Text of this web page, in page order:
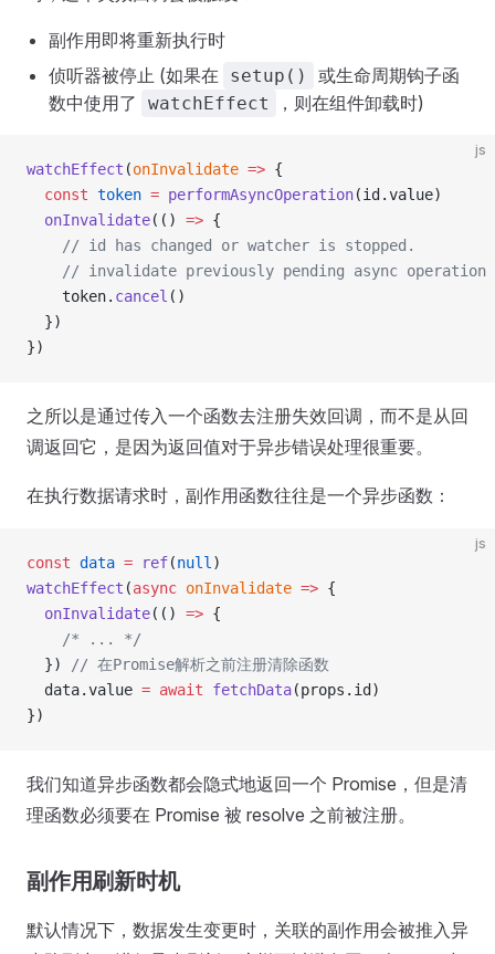
副作用即将重新执行时
侦听器被停止 (如果在
setup()
或生命周期钩子函
数中使用了
watchEffect ，则在组件卸载时)
js
watchEffect (onInvalidate => {
  const
token = performAsyncOperation(id.value)
  onInvalidate
(() => {
    // id has changed or watcher is stopped.
    // invalidate previously pending async operation
    token.
cancel ()
  })
})
之所以是通过传入一个函数去注册失效回调，而不是从回
调返回它，是因为返回值对于异步错误处理很重要。
在执行数据请求时，副作用函数往往是一个异步函数：
js
const data = ref(null )
watchEffect (async onInvalidate => {
  onInvalidate
(() => {
    /* ... */
  })
// 在Promise解析之前注册清除函数
  data.value
= await fetchData(props.id)
})
我们知道异步函数都会隐式地返回一个 Promise，但是清
理函数必须要在 Promise 被 resolve 之前被注册。
副作用刷新时机
默认情况下，数据发生变更时，关联的副作用会被推入异